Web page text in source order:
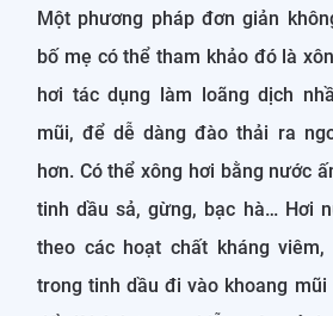
Một phương pháp đơn giản
bố mẹ có thể tham khảo đó là
hơi tác dụng làm loãng dịch
mũi, để dễ dàng đào thải ra
hơn. Có thể xông hơi bằng nước
tinh dầu sả, gừng, bạc hà… Hơi
theo các hoạt chất kháng
trong tinh dầu đi vào khoang